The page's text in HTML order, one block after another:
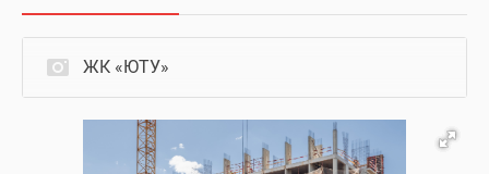
ЖК «ЮТУ»